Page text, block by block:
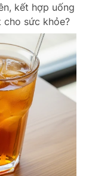
cáo
kết hợp uống
sức khỏe?